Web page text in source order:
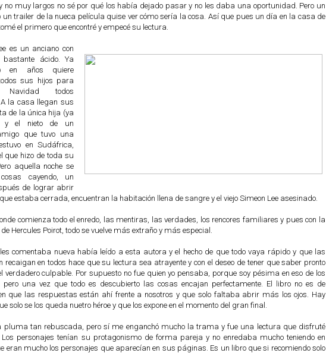
no muy largos no sé por qué los había dejado pasar y no les daba una oportunidad. Pero un
un trailer de la nueca película quise ver cómo sería la cosa. Así que pues un día en la casa de
el primero que encontré y empecé su lectura.
es un anciano con
ácido. Ya
en años quiere
sus hijos para
Navidad todos
la casa llegan sus
de la única hija (ya
y el nieto de un
que tuvo una
en Sudáfrica,
que hizo de toda su
aquella noche se
cayendo, un
de lograr abrir
estaba cerrada, encuentran la habitación llena de sangre y el viejo Simeon Lee asesinado.
comienza todo el enredo, las mentiras, las verdades, los rencores familiares y pues con la
Hercules Poirot, todo se vuelve más extraño y más especial.
comentaba nueva había leído a esta autora y el hecho de que todo vaya rápido y que las
recaigan en todos hace que su lectura sea atrayente y con el deseo de tener que saber pronto
verdadero culpable. Por supuesto no fue quien yo pensaba, porque soy pésima en eso de los
pero una vez que todo es descubierto las cosas encajan perfectamente. El libro no es de
que las respuestas están ahí frente a nosotros y que solo faltaba abrir más los ojos. Hay
solo se los queda nuetro héroe y que los expone en el momento del gran final.
pluma tan rebuscada, pero sí me enganchó mucho la trama y fue una lectura que disfruté
personajes tenían su protagonismo de forma pareja y no enredaba mucho teniendo en
eran mucho los personajes que aparecían en sus páginas. Es un libro que si recomiendo solo